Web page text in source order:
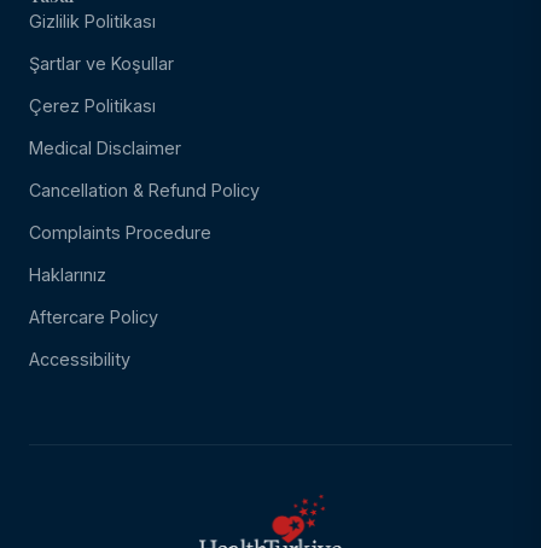
Gizlilik Politikası
Şartlar ve Koşullar
Çerez Politikası
Medical Disclaimer
Cancellation & Refund Policy
Complaints Procedure
Haklarınız
Aftercare Policy
Accessibility